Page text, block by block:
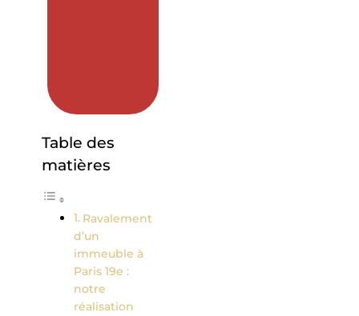
Table des
matières
Ravalement
d’un
immeuble à
Paris 19e :
notre
réalisation